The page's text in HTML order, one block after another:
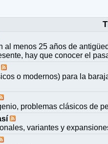
al menos 25 años de
hay que conocer el
o modernos) para la
problemas clásicos de
variantes y